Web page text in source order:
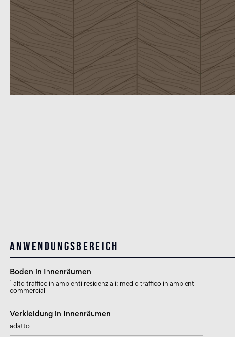
Anwendungsbereich
Boden in Innenräumen
alto traffico in ambienti residenziali: medio traffico in ambienti
commerciali
Verkleidung in Innenräumen
adatto